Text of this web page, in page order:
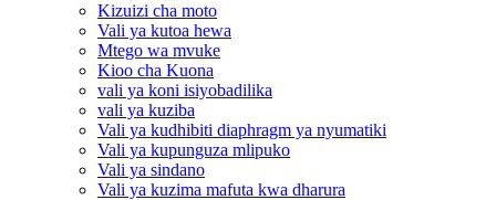
Kizuizi cha moto
Vali ya kutoa hewa
Mtego wa mvuke
Kioo cha Kuona
vali ya koni isiyobadilika
vali ya kuziba
Vali ya kudhibiti diaphragm ya nyumatiki
Vali ya kupunguza mlipuko
Vali ya sindano
Vali ya kuzima mafuta kwa dharura